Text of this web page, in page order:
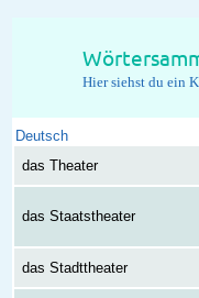
Hier siehst du ein
Deutsch
das Theater
das Staatstheater
das Stadttheater